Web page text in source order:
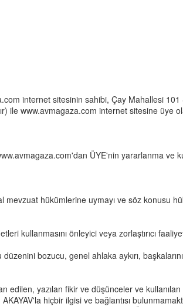
internet sitesinin sahibi, Çay Mahallesi
ile www.avmagaza.com internet sitesine üye
ÜYE'nin yararlanma ve
mevzuat hükümlerine uymayı ve söz
kullanmasını önleyici veya zorlaştırıcı
bozucu, genel ahlaka aykırı,
yazılan fikir ve düşünceler ve
hiçbir ilgisi ve bağlantısı